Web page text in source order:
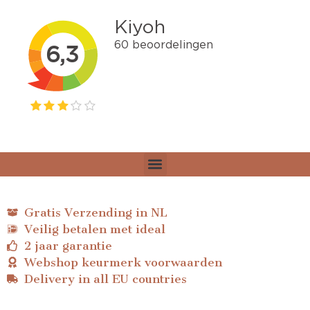
Gratis Verzending in NL
Veilig betalen met ideal
2 jaar garantie
Webshop keurmerk voorwaarden
Delivery in all EU countries